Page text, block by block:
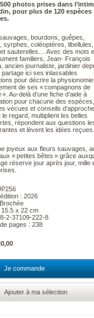
photos prises dans
pour plus de 120 espèces
bourdons, guêpes,
syrphes, coléoptères, libellules,
sauterelles… Avec des mots
familiers, Jean- François
ancien journaliste, jardinier
partage ici ses inlassables
pour décrire la
de ses « compagnons de
». Au-delà d’une fiche d’aide à
pour chacune des espèces,
vécues et conseils d’approche
le regard, multiplient les belles
répondent aux questions
et lèvent les idées reçues.
joyeux aux fleurs sauvages,
« petites bêtes » grâce
réserve jour après jour, mille
: 2026
15.5 x 22 cm
2-37109-222-8
pages : 238
Je commande
Ajouter à ma sélection